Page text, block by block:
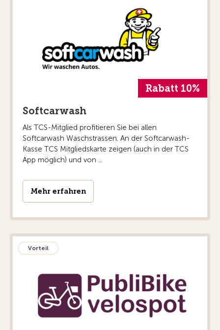
Rabatt 10%
Softcarwash
Als TCS-Mitglied profitieren Sie bei allen
Softcarwash Waschstrassen. An der Softcarwash-
Kasse TCS Mitgliedskarte zeigen (auch in der TCS
App möglich) und von ...
Mehr erfahren
Vorteil